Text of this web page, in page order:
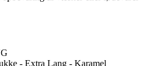
- Extra Lang - Karamel